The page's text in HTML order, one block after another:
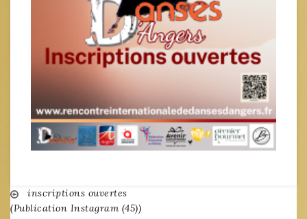
Navigation
inscriptions ouvertes
(Publication Instagram (45))